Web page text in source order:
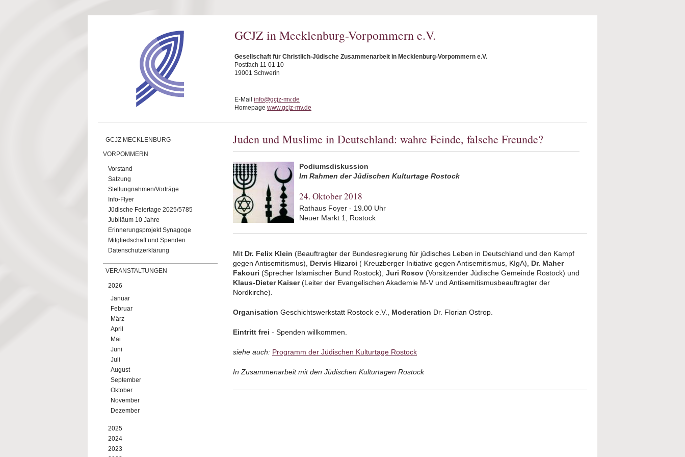
GCJZ in Mecklenburg-Vorpommern e.V.
Gesellschaft für Christlich-Jüdische Zusammenarbeit in Mecklenburg-Vorpommern e.V.
Postfach 11 01 10
19001 Schwerin
E-Mail info@gcjz-mv.de
Homepage www.gcjz-mv.de
GCJZ MECKLENBURG-
VORPOMMERN
Vorstand
Satzung
Stellungnahmen/Vorträge
Info-Flyer
Jüdische Feiertage 2025/5785
Jubiläum 10 Jahre
Erinnerungsprojekt Synagoge
Mitgliedschaft und Spenden
Datenschutzerklärung
VERANSTALTUNGEN
2026
Januar
Februar
März
April
Mai
Juni
Juli
August
September
Oktober
November
Dezember
2025
2024
2023
Juden und Muslime in Deutschland: wahre Feinde, falsche Freunde?
Podiumsdiskussion
Im Rahmen der Jüdischen Kulturtage Rostock
24. Oktober 2018
Rathaus Foyer - 19.00 Uhr
Neuer Markt 1, Rostock
Mit Dr. Felix Klein (Beauftragter der Bundesregierung für jüdisches Leben in Deutschland und den Kampf
gegen Antisemitismus), Dervis Hizarci ( Kreuzberger Initiative gegen Antisemitismus, KIgA), Dr. Maher
Fakouri (Sprecher Islamischer Bund Rostock), Juri Rosov (Vorsitzender Jüdische Gemeinde Rostock) und
Klaus-Dieter Kaiser(Leiter der Evangelischen Akademie M-V und Antisemitismusbeauftragter der
Nordkirche).
Organisation Geschichtswerkstatt Rostock e.V., Moderation Dr. Florian Ostrop.
Eintritt frei - Spenden willkommen.
siehe auch: Programm der Jüdischen Kulturtage Rostock
In Zusammenarbeit mit den Jüdischen Kulturtagen Rostock